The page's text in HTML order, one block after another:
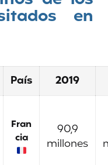
en
País 2019
Fran
cia
90,9
millones